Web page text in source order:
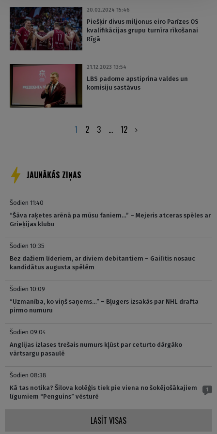
20.02.2024 15:46
Piešķir divus miljonus eiro Parīzes OS
kvalifikācijas grupu turnīra rīkošanai
Rīgā
21.12.2023 13:54
LBS padome apstiprina valdes un
komisiju sastāvus
1 2 3 … 12
JAUNĀKĀS ZIŅAS
Šodien 11:40
“Šāva raķetes arēnā pa mūsu faniem…” – Mejeris atceras spēles ar
Grieķijas klubu
Šodien 10:35
Bez dažiem līderiem, ar diviem debitantiem – Gailītis nosauc
kandidātus augusta spēlēm
Šodien 10:09
“Uzmanība, ko viņš saņems…” – Bļugers izsakās par NHL drafta
pirmo numuru
Šodien 09:04
Anglijas izlases trešais numurs kļūst par ceturto dārgāko
vārtsargu pasaulē
Šodien 08:38
Kā tas notika? Šilova kolēģis tiek pie viena no šokējošākajiem
līgumiem “Penguins” vēsturē
1
LASĪT VISAS